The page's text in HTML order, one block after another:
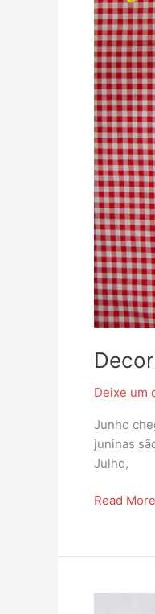
Deixe um
Junho
juninas
Julho,
Read